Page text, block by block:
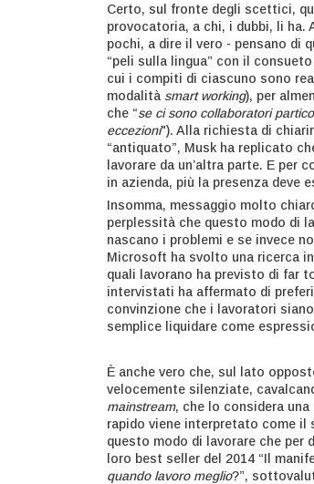
Certo, sul fronte degli scettici,
provocatoria, a chi, i dubbi, li ha.
pochi, a dire il vero - pensano di
“peli sulla lingua” con il
cui i compiti di ciascuno sono
modalità smart working), per
che “se ci sono collaboratori
eccezioni"). Alla richiesta di
“antiquato”, Musk ha replicato
lavorare da un’altra parte. E
in azienda, più la presenza deve
Insomma, messaggio molto
perplessità che questo modo di
nascano i problemi e se invece
Microsoft ha svolto una ricerca
quali lavorano ha previsto di far
intervistati ha affermato di
convinzione che i lavoratori
semplice liquidare come
È anche vero che, sul lato
velocemente silenziate,
mainstream, che lo considera
rapido viene interpretato come il
questo modo di lavorare che per
loro best seller del 2014 “Il
quando lavoro meglio?”,